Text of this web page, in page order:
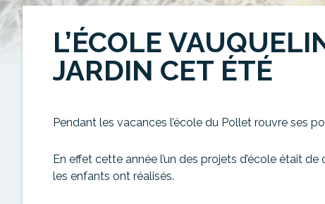
L’ÉCOLE
JARDIN CET ÉTÉ
Pendant les vacances l’école du Pollet rouvre ses
En effet cette année l’un des projets d’école était
les enfants ont réalisés.